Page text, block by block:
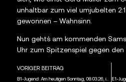
unhaltbar zum viel umjubelten
gewonnen – Wahnsinn.
Nun geht´s am kommenden
Uhr zum Spitzenspiel gegen den
VORIGER BEITRAG
B1-Jugend: Am heutigen Sonntag, 08.03.26, ist um 11.00 Uhr der FC Memmingen 2 zu Gast in den heimischen Lechauen